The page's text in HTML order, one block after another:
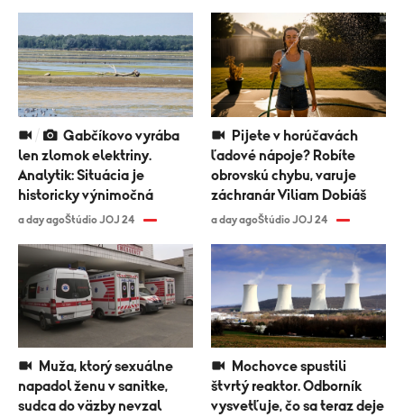
len zlomok elektriny.
Analytik: Situácia je
historicky výnimočná
a day agoŠtúdio JOJ 24
ľadové nápoje? Robíte
obrovskú chybu, varuje
záchranár Viliam Dobiáš
a day agoŠtúdio JOJ 24
napadol ženu v sanitke,
sudca do väzby nevzal
štvrtý reaktor. Odborník
vysvetľuje, čo sa teraz deje